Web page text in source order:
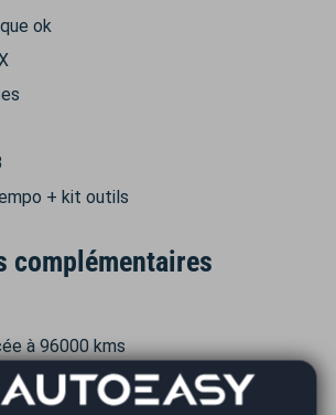
ok
+ kit outils
complémentaires
à 96000 kms
ok